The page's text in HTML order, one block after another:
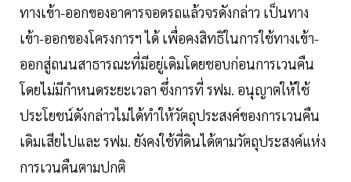
ทางเข้า-ออกของอาคารจอดรถแล้วจรดังกล่าว เป็นทาง
เข้า-ออกของโครงการฯ ได้ เพื่อคงสิทธิในการใช้ทางเข้า-
ออกสู่ถนนสาธารณะที่มีอยู่เดิมโดยชอบก่อนการเวนคืน
โดยไม่มีกำหนดระยะเวลา ซึ่งการที่ รฟม. อนุญาตให้ใช้
ประโยชน์ดังกล่าวไม่ได้ทำให้วัตถุประสงค์ของการเวนคืน
เดิมเสียไปและ รฟม. ยังคงใช้ที่ดินได้ตามวัตถุประสงค์แห่ง
การเวนคืนตามปกติ